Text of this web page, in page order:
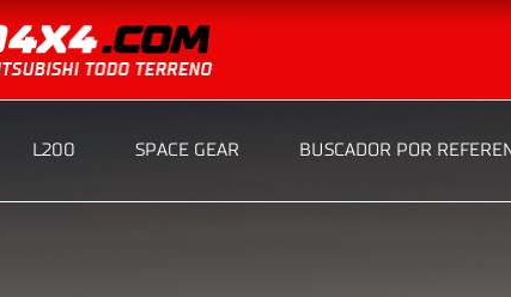
L200 SPACE GEAR BUSCADOR POR